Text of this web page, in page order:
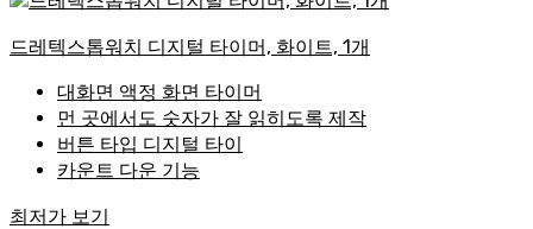
드레텍스톱워치 디지털 타이머, 화이트, 1개
대화면 액정 화면 타이머
먼 곳에서도 숫자가 잘 읽히도록 제작
버튼 타입 디지털 타이
카운트 다운 기능
최저가 보기